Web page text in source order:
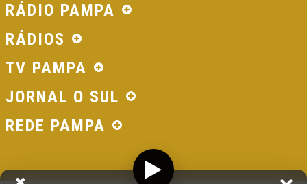
RÁDIO PAMPA
RÁDIOS
TV PAMPA
JORNAL O SUL
REDE PAMPA